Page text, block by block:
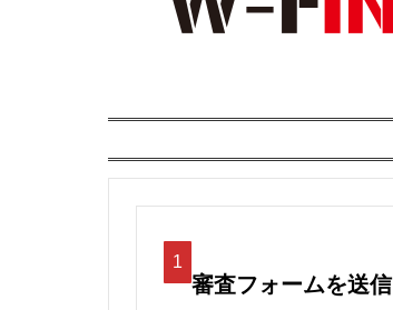
1
審査フォームを送信